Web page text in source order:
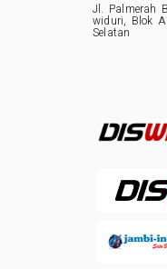
Jl. Palmerah
widuri, Blok
Selatan